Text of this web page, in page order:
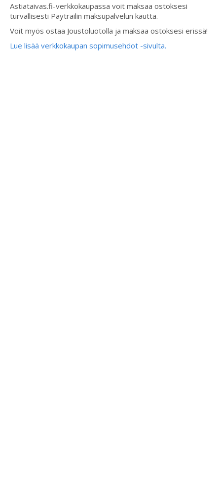
Astiataivas.fi-verkkokaupassa voit maksaa ostoksesi
turvallisesti Paytrailin maksupalvelun kautta.
Voit myös ostaa Joustoluotolla ja maksaa ostoksesi erissä!
Lue lisää verkkokaupan sopimusehdot -sivulta.